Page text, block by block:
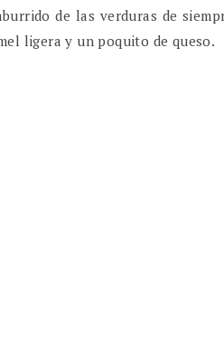
de las verduras de
ligera y un poquito de queso.